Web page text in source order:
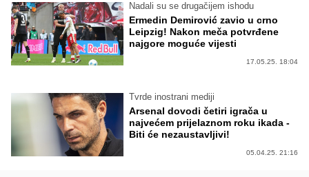
Nadali su se drugačijem ishodu
Ermedin Demirović zavio u crno
Leipzig! Nakon meča potvrđene
najgore moguće vijesti
17.05.25. 18:04
Tvrde inostrani mediji
Arsenal dovodi četiri igrača u
najvećem prijelaznom roku ikada -
Biti će nezaustavljivi!
05.04.25. 21:16